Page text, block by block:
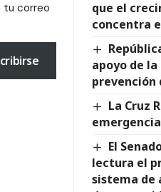
que el
concentra
apoyo de
prevención
La Cruz
El
lectura el
sistema de
tu correo